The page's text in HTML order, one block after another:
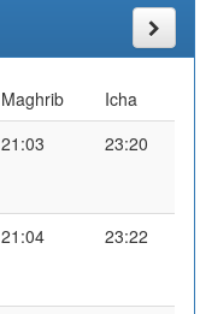
Maghrib
Icha
21:03 23:20
21:04 23:22